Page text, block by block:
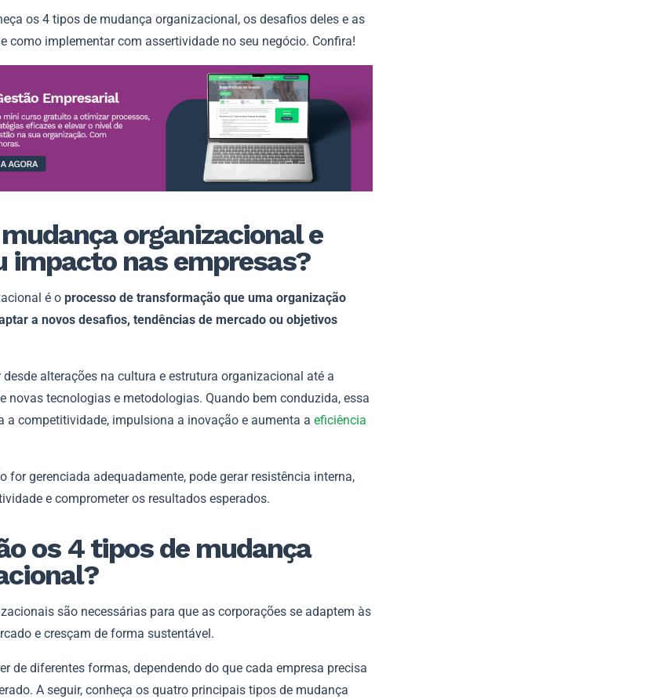
os 4 tipos de mudança organizacional, os desafios deles e as
como implementar com assertividade no seu negócio. Confira!
organizacional e
impacto nas empresas?
é o processo de transformação que uma organização
a novos desafios, tendências de mercado ou objetivos
desde alterações na cultura e estrutura organizacional até a
novas tecnologias e metodologias. Quando bem conduzida, essa
a competitividade, impulsiona a inovação e aumenta a eficiência
for gerenciada adequadamente, pode gerar resistência interna,
e comprometer os resultados esperados.
os 4 tipos de mudança
são necessárias para que as corporações se adaptem às
e cresçam de forma sustentável.
de diferentes formas, dependendo do que cada empresa precisa
A seguir, conheça os quatro principais tipos de mudança